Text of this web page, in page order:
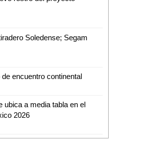
Soledense; Segam
encuentro continental
ubica a media tabla en el
2026